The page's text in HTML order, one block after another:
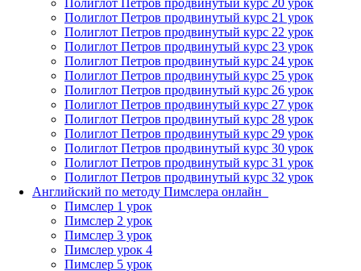
Полиглот Петров продвинутый курс 20 урок
Полиглот Петров продвинутый курс 21 урок
Полиглот Петров продвинутый курс 22 урок
Полиглот Петров продвинутый курс 23 урок
Полиглот Петров продвинутый курс 24 урок
Полиглот Петров продвинутый курс 25 урок
Полиглот Петров продвинутый курс 26 урок
Полиглот Петров продвинутый курс 27 урок
Полиглот Петров продвинутый курс 28 урок
Полиглот Петров продвинутый курс 29 урок
Полиглот Петров продвинутый курс 30 урок
Полиглот Петров продвинутый курс 31 урок
Полиглот Петров продвинутый курс 32 урок
Английский по методу Пимслера онлайн_
Пимслер 1 урок
Пимслер 2 урок
Пимслер 3 урок
Пимслер урок 4
Пимслер 5 урок